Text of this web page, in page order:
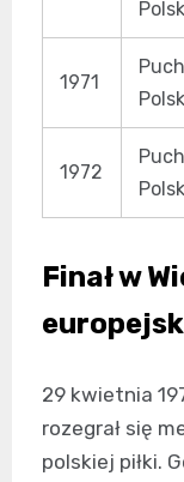
1971
1972
Finał w
29 kwietnia
rozegrał się
polskiej piłki.